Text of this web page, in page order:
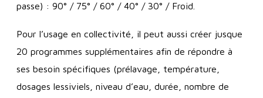
passe) : 90° / 75° / 60° / 40° / 30° / Froid.
Pour l’usage en collectivité, il peut aussi créer jusque
20 programmes supplémentaires afin de répondre à
ses besoin spécifiques (prélavage, température,
dosages lessiviels, niveau d’eau, durée, nombre de